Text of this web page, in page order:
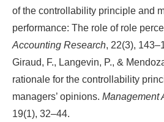
of the controllability principle and
performance: The role of role
Accounting Research, 22(3),
Giraud, F., Langevin, P., &
rationale for the controllability
managers’ opinions. Management
19(1), 32–44.